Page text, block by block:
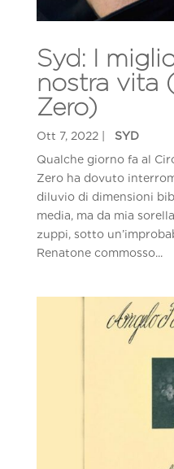
Syd: I
nostra vita
Zero)
Qualche giorno fa al
Zero ha dovuto
diluvio di dimensioni
media, ma da mia
zuppi, sotto
Renatone commosso...